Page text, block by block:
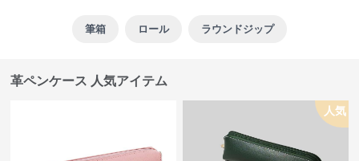
筆箱 ロール ラウンドジップ
革ペンケース 人気アイテム
人気